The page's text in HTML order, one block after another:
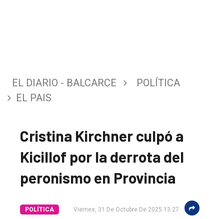
EL DIARIO - BALCARCE
POLÍTICA
EL PAIS
Cristina Kirchner culpó a
Kicillof por la derrota del
peronismo en Provincia
POLÍTICA Viernes, 31 De Octubre De 2025 13:27